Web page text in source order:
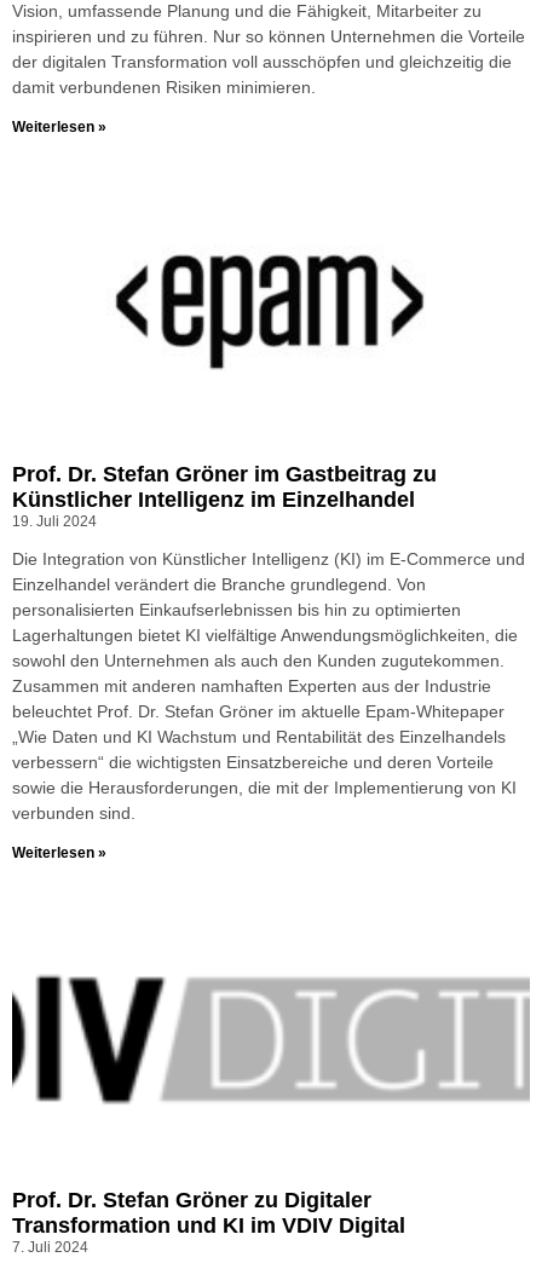
Vision, umfassende Planung und die Fähigkeit, Mitarbeiter zu
inspirieren und zu führen. Nur so können Unternehmen die Vorteile
der digitalen Transformation voll ausschöpfen und gleichzeitig die
damit verbundenen Risiken minimieren.
Weiterlesen »
Prof. Dr. Stefan Gröner im Gastbeitrag zu
Künstlicher Intelligenz im Einzelhandel
19. Juli 2024
Die Integration von Künstlicher Intelligenz (KI) im E-Commerce und
Einzelhandel verändert die Branche grundlegend. Von
personalisierten Einkaufserlebnissen bis hin zu optimierten
Lagerhaltungen bietet KI vielfältige Anwendungsmöglichkeiten, die
sowohl den Unternehmen als auch den Kunden zugutekommen.
Zusammen mit anderen namhaften Experten aus der Industrie
beleuchtet Prof. Dr. Stefan Gröner im aktuelle Epam-Whitepaper
„Wie Daten und KI Wachstum und Rentabilität des Einzelhandels
verbessern“ die wichtigsten Einsatzbereiche und deren Vorteile
sowie die Herausforderungen, die mit der Implementierung von KI
verbunden sind.
Weiterlesen »
Prof. Dr. Stefan Gröner zu Digitaler
Transformation und KI im VDIV Digital
7. Juli 2024